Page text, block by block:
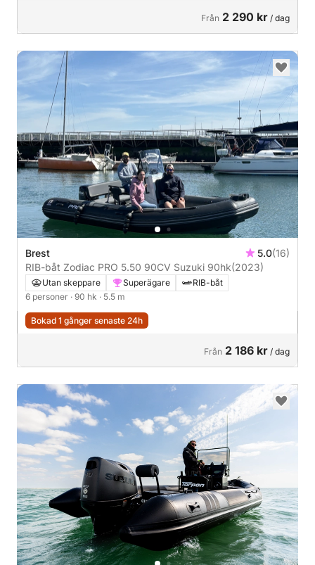
Från 2 290 kr / dag
Brest 5.0(16)
RIB-båt Zodiac PRO 5.50 90CV Suzuki 90hk(2023)
Utan skeppare Superägare
RIB-båt
6 personer · 90 hk · 5.5 m
Bokad 1 gånger senaste 24h
Från 2 186 kr / dag